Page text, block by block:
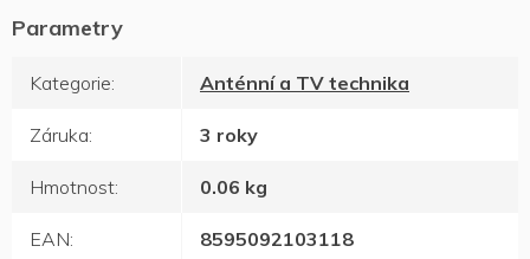
Kategorie: Anténní a TV technika
Záruka: 3 roky
Hmotnost: 0.06 kg
EAN: 8595092103118